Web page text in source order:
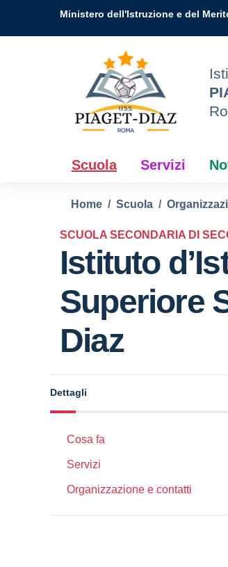
Ministero dell'Istruzione e del
Scuola Servizi
Home Scuola
SCUOLA SECONDARIA DI
Istituto
Superiore
Diaz
Dettagli
Cosa fa
Servizi
Organizzazione e contatti